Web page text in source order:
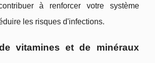
à renforcer votre système
les risques d'infections.
vitamines et de minéraux